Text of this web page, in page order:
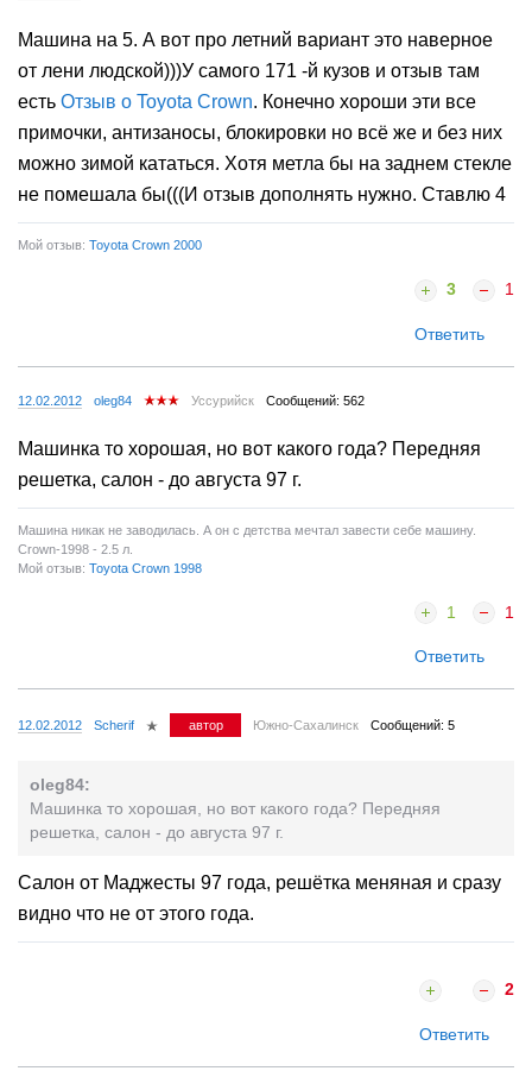
Машина на 5. А вот про летний вариант это наверное
от лени людской)))У самого 171 -й кузов и отзыв там
есть Отзыв о Toyota Crown. Конечно хороши эти все
примочки, антизаносы, блокировки но всё же и без них
можно зимой кататься. Хотя метла бы на заднем стекле
не помешала бы(((И отзыв дополнять нужно. Ставлю 4
Мой отзыв: Toyota Crown 2000
3 1
Ответить
12.02.2012 oleg84 Уссурийск Сообщений: 562
Машинка то хорошая, но вот какого года? Передняя
решетка, салон - до августа 97 г.
Машина никак не заводилась. А он с детства мечтал завести себе машину.
Crown-1998 - 2.5 л.
Мой отзыв: Toyota Crown 1998
1 1
Ответить
12.02.2012 Scherif автор Южно-Сахалинск Сообщений: 5
oleg84:
Машинка то хорошая, но вот какого года? Передняя
решетка, салон - до августа 97 г.
Салон от Маджесты 97 года, решётка меняная и сразу
видно что не от этого года.
2
Ответить